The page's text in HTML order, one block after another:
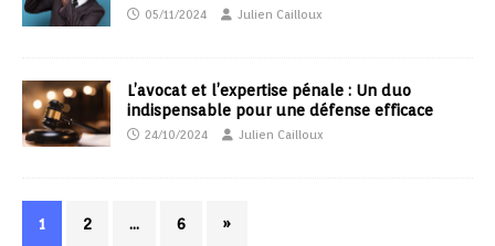
05/11/2024 Julien Cailloux
L’avocat et l’expertise pénale : Un duo
indispensable pour une défense efficace
24/10/2024 Julien Cailloux
1 2 … 6 »